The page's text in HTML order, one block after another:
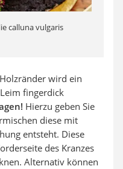
calluna vulgaris
wird ein
fingerdick
Hierzu geben Sie
diese mit
entsteht. Diese
des Kranzes
Alternativ können